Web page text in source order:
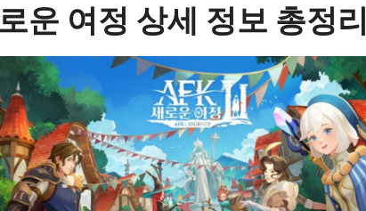
운 여정 상세 정보 총정리